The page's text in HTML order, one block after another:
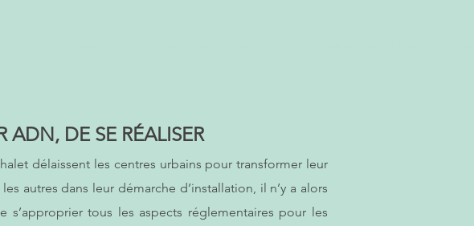
ADN, DE SE RÉALISER
délaissent les centres urbains pour transformer leur
autres dans leur démarche d’installation, il n’y a alors
s’approprier tous les aspects réglementaires pour les